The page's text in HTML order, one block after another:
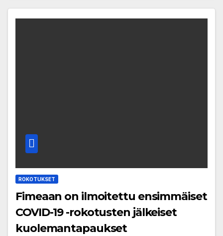
ROKOTUKSET
Fimeaan on ilmoitettu ensimmäiset
COVID-19 -rokotusten jälkeiset
kuolemantapaukset